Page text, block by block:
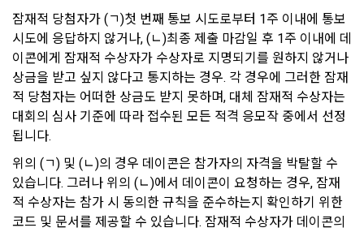
행된 때에는 당해 재화 및 서비스 등을 공급받은 날부터 3월 이
내, 그 사실을 안 날 또는 알 수 있었던 날부터 30일 이내에 청약
철회 등을 할 수 있다.
제 16 조 (청약철회 등의 효과)
1. “사이트”는 이용자로부터 서비스의 반환을 정당하게 요청받
은 경우, 3영업일 이내에 이미 지급받은 재화 및 서비스 등의 대
금을 환급하거나 그 조치를 시작한다. 이 경우 “사이트”가 이용
자에게 재화 및 서비스 등의 환급을 지연한 때에는 그 지연 기간
에 대하여 「전자상거래 등에서의 소비자보호에 관한 법률 시
행령」 제21조의 2에서 정하는 지연이자율을 곱하여 산정한 지
연이자를 지급한다.
2) 회원 탈퇴 요청 시, 회사는 탈퇴처리와 동시에 지체 없이 개인
정보를 파기하는 것을 원칙으로 합니다. 단, 회사를 통한 지원 이
력이 있는 회원의 탈퇴 시, 회사는 다음과 같은 보존이유로 탈퇴
후 5년 동안 지원내역 및 지원 내역과 관련된 개인정보를 보관
합니다.
① 회사를 통해 취업이 완료되었음에도 기업과의 담합을 통해
취업 사실을 공유하지않고 기업의 부정이용에 동참하는 것 방
② 회사의 서비스 제공에 관한 기업과의 계약 이행을 완료하기
위해 회원의 지원정보를 보관할 필요가 있음
잠재적 당첨자가 (ㄱ)첫 번째 통보 시도로부터 1주 이내에 통보
시도에 응답하지 않거나, (ㄴ)최종 제출 마감일 후 1주 이내에 데
이콘에게 잠재적 수상자가 수상자로 지명되기를 원하지 않거나
상금을 받고 싶지 않다고 통지하는 경우. 각 경우에 그러한 잠재
적 당첨자는 어떠한 상금도 받지 못하며, 대체 잠재적 수상자는
대회의 심사 기준에 따라 접수된 모든 적격 응모작 중에서 선정
됩니다.
위의 (ㄱ) 및 (ㄴ)의 경우 데이콘은 참가자의 자격을 박탈할 수
있습니다. 그러나 위의 (ㄴ)에서 데이콘이 요청하는 경우, 잠재
적 수상자는 참가 시 동의한 규칙을 준수하는지 확인하기 위한
코드 및 문서를 제공할 수 있습니다. 잠재적 수상자가 데이콘의